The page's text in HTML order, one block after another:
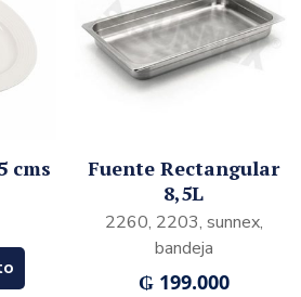
cms
Fuente Rectangular
8,5L
2260, 2203, sunnex,
bandeja
₲199.000